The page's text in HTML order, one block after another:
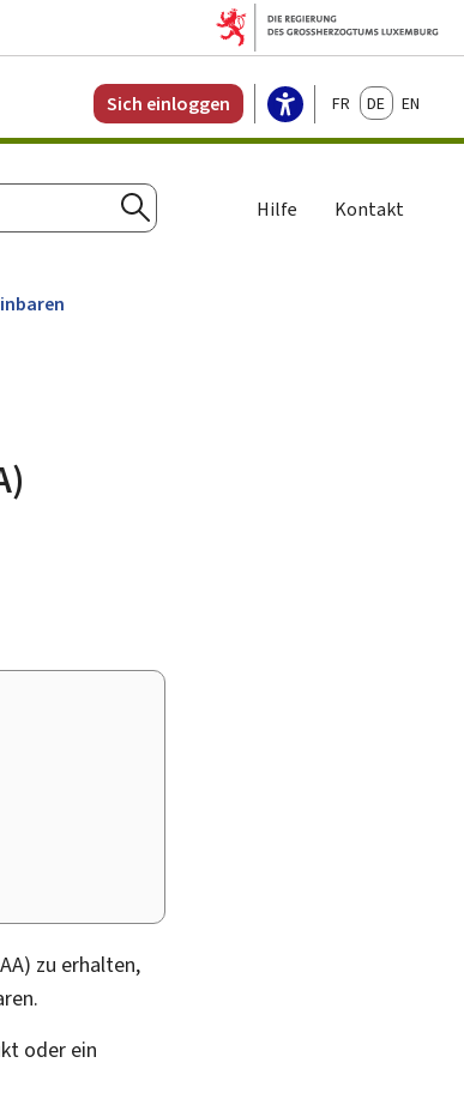
Sich einloggen FrançaisDeutschEnglish
Suchen
Hilfe Kontakt
zu erhalten,
oder ein